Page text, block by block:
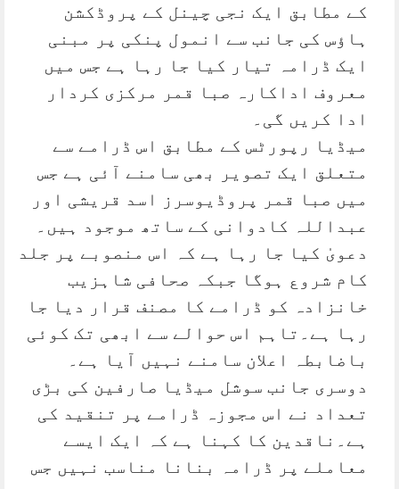
کے مطابق ایک نجی چینل کے پروڈکشن
ہاؤس کی جانب سے انمول پنکی پر مبنی
ایک ڈرامہ تیار کیا جا رہا ہے جس میں
معروف اداکارہ صبا قمر مرکزی کردار
ادا کریں گی۔
میڈیا رپورٹس کے مطابق اس ڈرامے سے
متعلق ایک تصویر بھی سامنے آئی ہے جس
میں صبا قمر پروڈیوسرز اسد قریشی اور
عبداللہ کادوانی کے ساتھ موجود ہیں۔
دعویٰ کیا جا رہا ہے کہ اس منصوبے پر جلد
کام شروع ہوگا جبکہ صحافی شاہزیب
خانزادہ کو ڈرامے کا مصنف قرار دیا جا
رہا ہے۔تاہم اس حوالے سے ابھی تک کوئی
باضابطہ اعلان سامنے نہیں آیا ہے۔
دوسری جانب سوشل میڈیا صارفین کی بڑی
تعداد نے اس مجوزہ ڈرامے پر تنقید کی
ہے۔ناقدین کا کہنا ہے کہ ایک ایسے
معاملے پر ڈرامہ بنانا مناسب نہیں جس